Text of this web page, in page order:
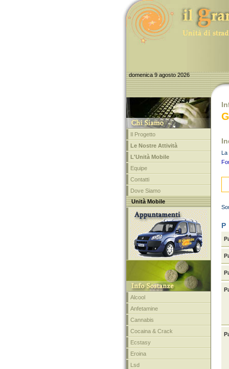
domenica 9 agosto 2026
Il Progetto
Le Nostre Attività
L'Unità Mobile
Equipe
Contatti
Dove Siamo
Unità Mobile
Alcool
Anfetamine
Cannabis
Cocaina & Crack
Ecstasy
Eroina
Lsd
La
P